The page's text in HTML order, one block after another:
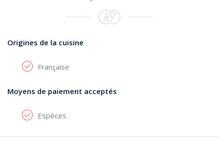
Origines de la cuisine
Française
Moyens de paiement acceptés
Espèces